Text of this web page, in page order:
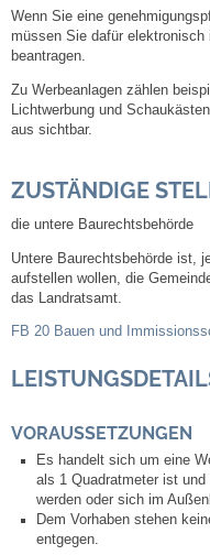
Steuern
Gebühren und Beiträge
Trinkwasser -
Redaktionsstatut für das
Service
Notdienste
Fahrplanauskünfte
Abfall-Infos
Wenn Sie eine
müssen Sie dafür
beantragen.
Zu Werbeanlagen zählen
Lichtwerbung und
aus sichtbar.
ZUSTÄNDIGE
die untere Baurechtsbehörde
Untere Baurechtsbehörde ist,
aufstellen wollen, die
das Landratsamt.
FB 20 Bauen und
VORAUSSETZUNGEN
Es handelt sich um eine
als 1 Quadratmeter ist
werden oder sich im
Dem Vorhaben stehen
entgegen.